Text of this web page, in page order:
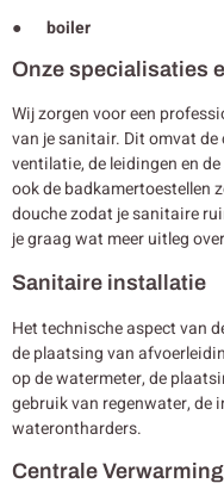
● boiler
Onze specialisaties
Wij zorgen voor een
van je sanitair. Dit omvat
ventilatie, de leidingen en
ook de badkamertoestellen
douche zodat je sanitaire
je graag wat meer uitleg
Sanitaire installatie
Het technische aspect van
de plaatsing van
op de watermeter, de
gebruik van regenwater, de
waterontharders.
Centrale Verwarming